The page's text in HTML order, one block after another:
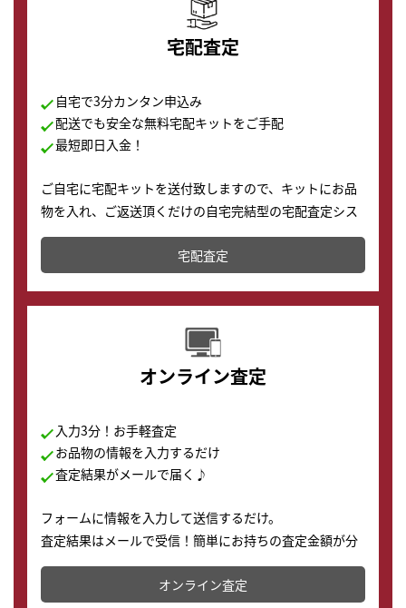
宅配査定
自宅で3分カンタン申込み
配送でも安全な無料宅配キットをご手配
最短即日入金！
ご自宅に宅配キットを送付致しますので、キットにお品
物を入れ、ご返送頂くだけの自宅完結型の宅配査定シス
テムです。
配送でも簡単&安全に査定・買取に出すことが可能で
す。
宅配査定
オンライン査定
入力3分！お手軽査定
お品物の情報を入力するだけ
査定結果がメールで届く♪
フォームに情報を入力して送信するだけ。
査定結果はメールで受信！簡単にお持ちの査定金額が分
かります。
オンライン査定